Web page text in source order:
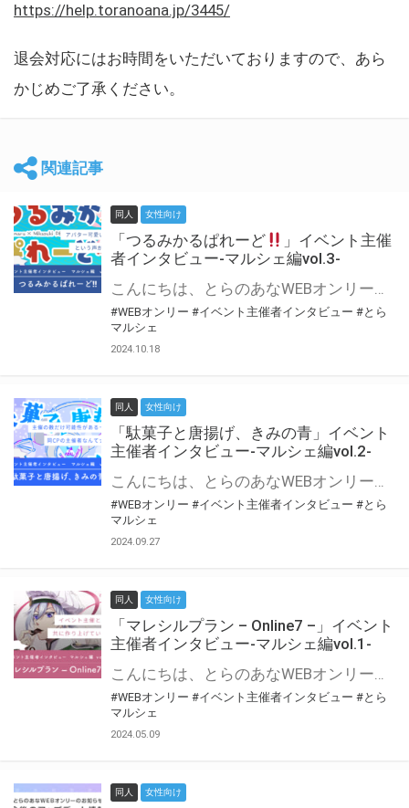
https://help.toranoana.jp/3445/
退会対応にはお時間をいただいておりますので、あら
かじめご了承ください。
関連記事
同人 女性向け
「つるみかるぱれーど
」イベント主催
者インタビュー-マルシェ編vol.3-
こんにちは、とらのあなWEBオンリー運営スタッフです。 新たにお届けする、イベント主催者インタビュー-マルシェ編-は、 とらのあなWEBオンリー「マルシェ」をご利用した主催様に 「マルシェ」を使って開催した感想や心がけをお聞きする企画です。 今回は、WEBオンリー初開催「つるみかるぱれーど
#WEBオンリー #イベント主催者インタビュー #とら
マルシェ
2024.10.18
同人 女性向け
「駄菓子と唐揚げ、きみの青」イベント
主催者インタビュー-マルシェ編vol.2-
こんにちは、とらのあなWEBオンリー運営スタッフです。 新たにお届けする、イベント主催者インタビュー-マルシェ編-は、 とらのあなWEBオンリー「マルシェ」をご利用の主催様に 「マルシェ」を使ってイベントを開催した感想や心がけをお聞きする企画です。 今回は、WEBオンリー初開催「駄菓子と唐揚げ、きみの青」より、 主催のぎこ六屋様にお話を伺いました。 協力：ぎこ六屋様／イベント公式Twitter（@krkgwks） とらのあなWEBオンリー「マルシェ」とは？ WEBオンリーでリアルタイムでコミュニケーションがとれるオンライン会場です。
#WEBオンリー #イベント主催者インタビュー #とら
マルシェ
2024.09.27
同人 女性向け
「マレシルプラン – Online7 –」イベント
主催者インタビュー-マルシェ編vol.1-
こんにちは、とらのあなWEBオンリー運営スタッフです。 新たにお届けする、イベント主催者インタビュー-マルシェ編-は、 とらのあなWEBオンリー「マルシェ」をご利用した主催様に 「マルシェ」を使って開催した感想や心がけをお聞きする企画です。 今回は、WEBオンリー開催7回目迎えた「マレシルプラン – Online7 –」より、 主催の玉川うた様にお話を伺いました。 ▼マレシルプランのインタビュー前回記事 「イベント主催者インタビュー vol.6」はこちら 協力：玉川うた様（マレシルプラン実行委員会 代表）／イベント公式Twitter（@mallesil_plan） とらのあなWEBオンリー「マルシェ」とは？ WEBオンリーでリアルタイムでコミュニケーションがとれるオンライン会場です。
#WEBオンリー #イベント主催者インタビュー #とら
マルシェ
2024.05.09
同人 女性向け